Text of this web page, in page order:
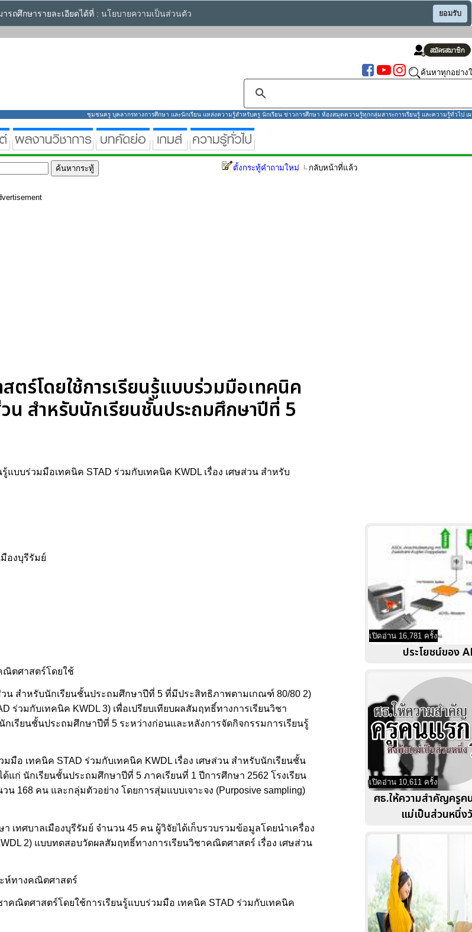
ถศึกษารายละเอียดได้ที่ : นโยบายความเป็นส่วนตัว ยอมรับ
ค้นหาทุกอย่าง
ชุมชนครู บุคลากรทางการศึกษา และนักเรียน แหล่งความรู้สำหรับครู นักเรียน ข่าวการศึกษา ห้องสมุดความรู้ทุกกลุ่มสาระการเรียนรู้ และความรู้ทั่วไป เ
ตั้งกระทู้คำถามใหม่ กลับหน้าที่แล้ว
ร์โดยใช้การเรียนรู้แบบร่วมมือเทคนิค
น สำหรับนักเรียนชั้นประถมศึกษาปีที่ 5
บบร่วมมือเทคนิค STAD ร่วมกับเทคนิค KWDL เรื่อง เศษส่วน สำหรับ
องบุรีรัมย์
ณิตศาสตร์โดยใช้
วน สำหรับนักเรียนชั้นประถมศึกษาปีที่ 5 ที่มีประสิทธิภาพตามเกณฑ์ 80/80 2)
วมกับเทคนิค KWDL 3) เพื่อเปรียบเทียบผลสัมฤทธิ์ทางการเรียนวิชา
เรียนชั้นประถมศึกษาปีที่ 5 ระหว่างก่อนและหลังการจัดกิจกรรมการเรียนรู้
อ เทคนิค STAD ร่วมกับเทคนิค KWDL เรื่อง เศษส่วน สำหรับนักเรียนชั้น
ก่ นักเรียนชั้นประถมศึกษาปีที่ 5 ภาคเรียนที่ 1 ปีการศึกษา 2562 โรงเรียน
168 คน และกลุ่มตัวอย่าง โดยการสุ่มแบบเจาะจง (Purposive sampling)
เทศบาลเมืองบุรีรัมย์ จำนวน 45 คน ผู้วิจัยได้เก็บรวบรวมข้อมูลโดยนำเครื่อง
2) แบบทดสอบวัดผลสัมฤทธิ์ทางการเรียนวิชาคณิตศาสตร์ เรื่อง เศษส่วน
ห์ทางคณิตศาสตร์
คณิตศาสตร์โดยใช้การเรียนรู้แบบร่วมมือ เทคนิค STAD ร่วมกับเทคนิค
เปิดอ่าน 16,781 ครั้ง
ประโยชน์ของ
เปิดอ่าน 10,611 ครั้ง
ศธ.ให้ความสำคัญครู
แม่เป็นส่วนหนึ่ง